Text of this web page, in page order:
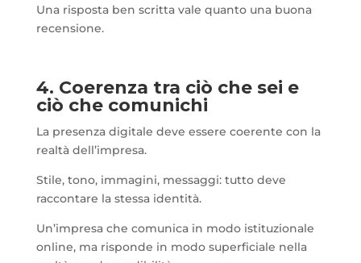
Una risposta ben scritta vale quanto una buona
recensione.
4. Coerenza tra ciò che sei e
ciò che comunichi
La presenza digitale deve essere coerente con la
realtà dell’impresa.
Stile, tono, immagini, messaggi: tutto deve
raccontare la stessa identità.
Un’impresa che comunica in modo istituzionale
online, ma risponde in modo superficiale nella